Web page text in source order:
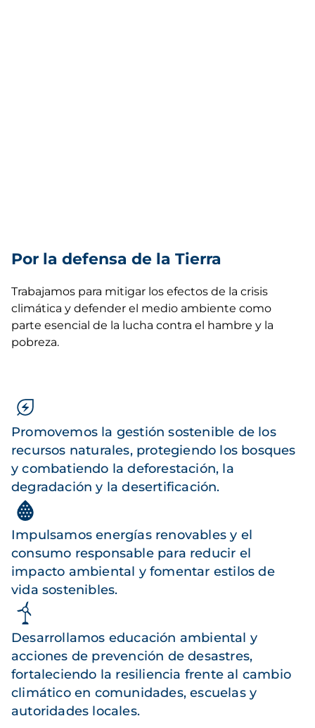
Por la defensa de la Tierra
Trabajamos para mitigar los efectos de la crisis
climática y defender el medio ambiente como
parte esencial de la lucha contra el hambre y la
pobreza.
Promovemos la gestión sostenible de los
recursos naturales, protegiendo los bosques
y combatiendo la deforestación, la
degradación y la desertificación.
Impulsamos energías renovables y el
consumo responsable para reducir el
impacto ambiental y fomentar estilos de
vida sostenibles.
Desarrollamos educación ambiental y
acciones de prevención de desastres,
fortaleciendo la resiliencia frente al cambio
climático en comunidades, escuelas y
autoridades locales.